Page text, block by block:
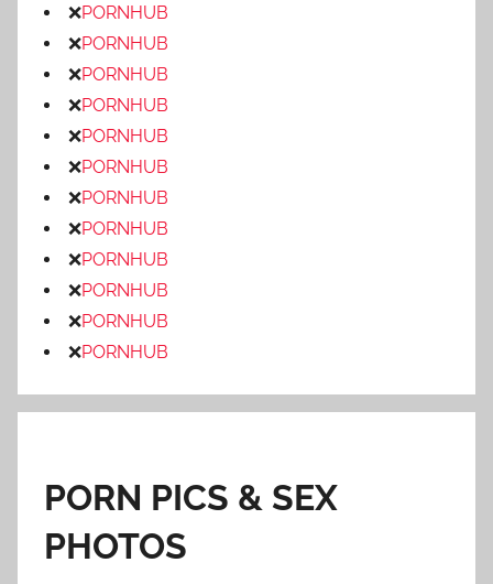
❌PORNHUB
❌PORNHUB
❌PORNHUB
❌PORNHUB
❌PORNHUB
❌PORNHUB
❌PORNHUB
❌PORNHUB
❌PORNHUB
❌PORNHUB
❌PORNHUB
❌PORNHUB
PORN PICS & SEX
PHOTOS